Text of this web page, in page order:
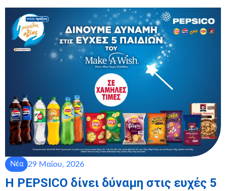
Νέα 29 Μαΐου, 2026
Η PEPSICO δίνει δύναμη στις ευχές 5